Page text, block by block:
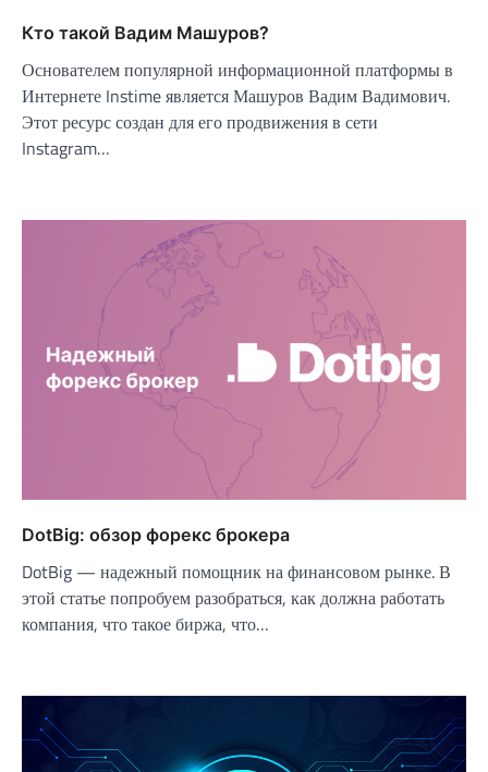
Кто такой Вадим Машуров?
Основателем популярной информационной платформы в
Интернете Instime является Машуров Вадим Вадимович.
Этот ресурс создан для его продвижения в сети
Instagram…
DotBig: обзор форекс брокера
DotBig — надежный помощник на финансовом рынке. В
этой статье попробуем разобраться, как должна работать
компания, что такое биржа, что…